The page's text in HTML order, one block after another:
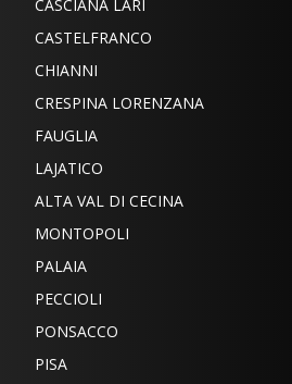
CASCIANA LARI
CASTELFRANCO
CHIANNI
CRESPINA LORENZANA
FAUGLIA
LAJATICO
ALTA VAL DI CECINA
MONTOPOLI
PALAIA
PECCIOLI
PONSACCO
PISA